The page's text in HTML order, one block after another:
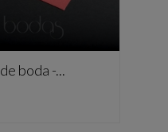
boda -...